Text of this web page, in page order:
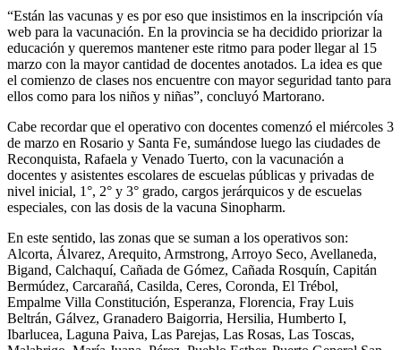
“Están las vacunas y es por eso que insistimos en la inscripción vía
web para la vacunación. En la provincia se ha decidido priorizar la
educación y queremos mantener este ritmo para poder llegar al 15
marzo con la mayor cantidad de docentes anotados. La idea es que
el comienzo de clases nos encuentre con mayor seguridad tanto para
ellos como para los niños y niñas”, concluyó Martorano.
Cabe recordar que el operativo con docentes comenzó el miércoles 3
de marzo en Rosario y Santa Fe, sumándose luego las ciudades de
Reconquista, Rafaela y Venado Tuerto, con la vacunación a
docentes y asistentes escolares de escuelas públicas y privadas de
nivel inicial, 1°, 2° y 3° grado, cargos jerárquicos y de escuelas
especiales, con las dosis de la vacuna Sinopharm.
En este sentido, las zonas que se suman a los operativos son:
Alcorta, Álvarez, Arequito, Armstrong, Arroyo Seco, Avellaneda,
Bigand, Calchaquí, Cañada de Gómez, Cañada Rosquín, Capitán
Bermúdez, Carcarañá, Casilda, Ceres, Coronda, El Trébol,
Empalme Villa Constitución, Esperanza, Florencia, Fray Luis
Beltrán, Gálvez, Granadero Baigorria, Hersilia, Humberto I,
Ibarlucea, Laguna Paiva, Las Parejas, Las Rosas, Las Toscas,